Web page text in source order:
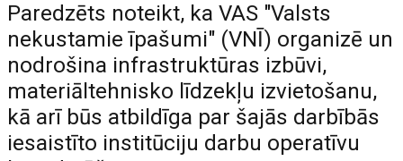
Paredzēts noteikt, ka VAS "Valsts
nekustamie īpašumi" (VNĪ) organizē un
nodrošina infrastruktūras izbūvi,
materiāltehnisko līdzekļu izvietošanu,
kā arī būs atbildīga par šajās darbībās
iesaistīto institūciju darbu operatīvu